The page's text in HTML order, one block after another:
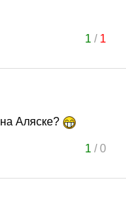
1 / 1
Аляске?
1 /0